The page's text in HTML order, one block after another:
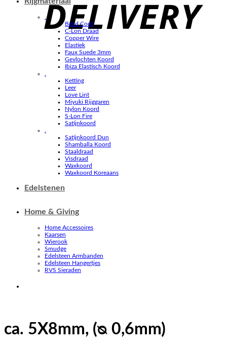
.
Bead Cord
C-Lon Draad
Copper Wire
Elastiek
Faux Suede 3mm
Gevlochten Koord
Ibiza Elastisch Koord
.
Ketting
Leer
Love Lint
Miyuki Rijggaren
Nylon Koord
S-Lon Fire
Satijnkoord
.
Satijnkoord Dun
Shamballa Koord
Staaldraad
Visdraad
Waxkoord
Waxkoord Koreaans
Edelstenen
Home & Giving
Home Accessoires
Kaarsen
Wierook
Smudge
Edelsteen Armbanden
Edelsteen Hangertjes
RVS Sieraden
ca. 5X8mm, (ᴓ 0,6mm)